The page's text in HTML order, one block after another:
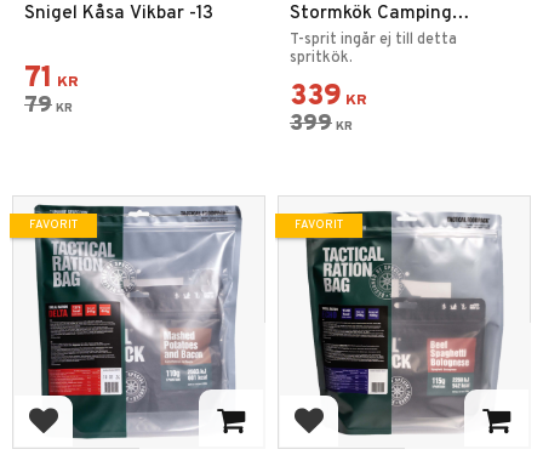
Snigel Kåsa Vikbar -13
71 KR
79 KR
Stormkök Camping
Aluminium
T-sprit ingår ej till detta
spritkök.
339 KR
399 KR
Lägg till i favoriter
FAVORIT
Lägg till i favoriter
FAVORIT